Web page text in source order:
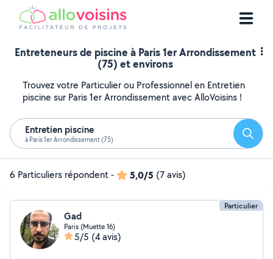
Entreteneurs de piscine à Paris 1er Arrondissement
(75) et environs
Trouvez votre Particulier ou Professionnel en Entretien
piscine sur Paris 1er Arrondissement avec AlloVoisins !
Entretien piscine
à Paris 1er Arrondissement (75)
6 Particuliers répondent- 5,0/5 (7 avis)
Particulier
Gad
Paris (Muette 16)
5/5 (4 avis)